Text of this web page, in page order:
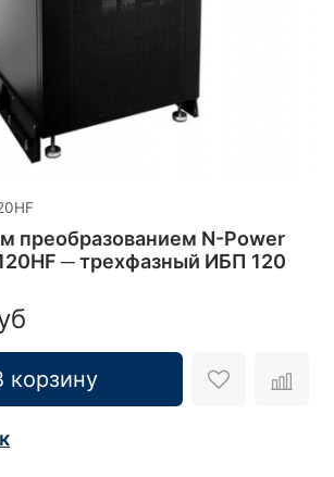
преобразованием N-Power
─ трехфазный ИБП 120
корзину